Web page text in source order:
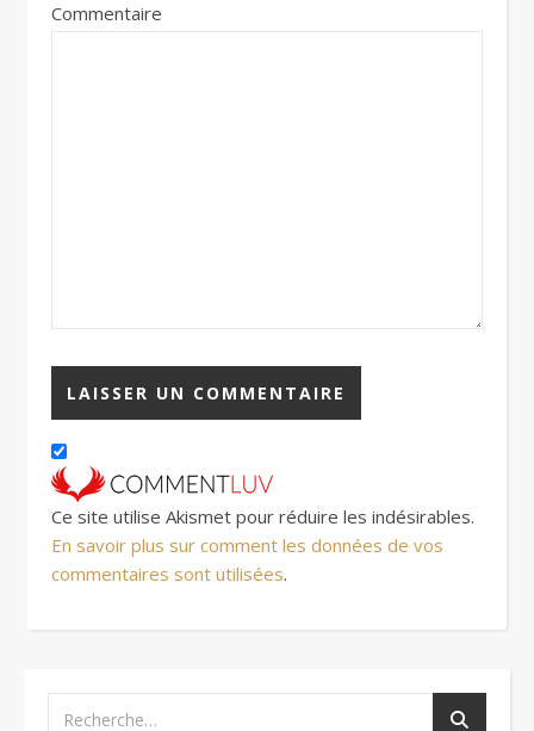
Commentaire
Ce site utilise Akismet pour réduire les indésirables.
En savoir plus sur comment les données de vos
commentaires sont utilisées.